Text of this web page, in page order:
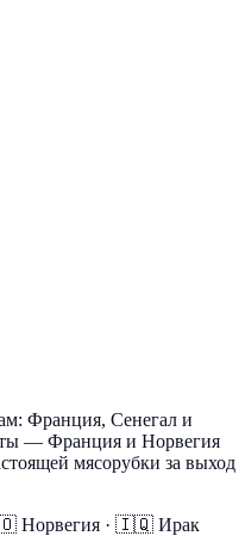
Франция, Сенегал и
— Франция и Норвегия
мясорубки за выход
Норвегия · 🇮🇶 Ирак